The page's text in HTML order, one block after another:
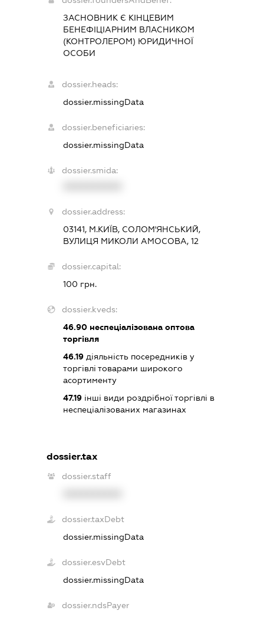
ЗАСНОВНИК Є КІНЦЕВИМ
БЕНЕФІЦІАРНИМ ВЛАСНИКОМ
(КОНТРОЛЕРОМ) ЮРИДИЧНОЇ
ОСОБИ
dossier.heads:
dossier.missingData
dossier.beneficiaries:
dossier.missingData
dossier.smida:
dossier.address:
03141, М.КИЇВ, СОЛОМ'ЯНСЬКИЙ,
ВУЛИЦЯ МИКОЛИ АМОСОВА, 12
dossier.capital:
100 грн.
dossier.kveds:
46.90неспеціалізована оптова
торгівля
46.19діяльність посередників у
торгівлі товарами широкого
асортименту
47.19інші види роздрібної торгівлі в
неспеціалізованих магазинах
dossier.tax
dossier.staff
dossier.taxDebt
dossier.missingData
dossier.esvDebt
dossier.missingData
dossier.ndsPayer